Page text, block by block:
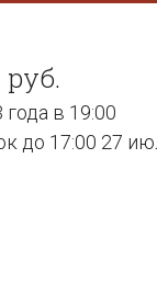
руб.
в 19:00
до 17:00 27